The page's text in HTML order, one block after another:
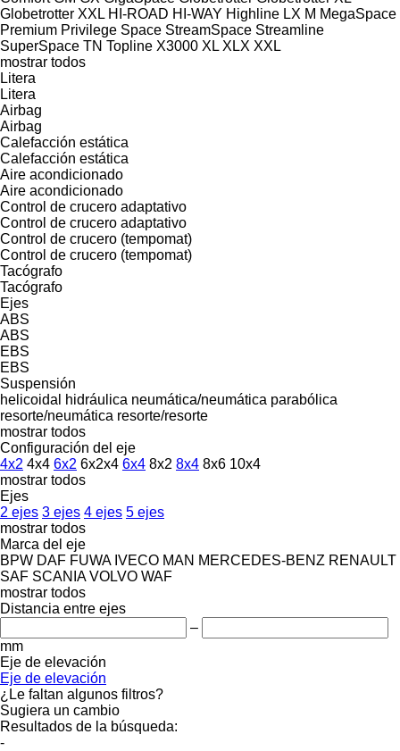
Globetrotter XXL HI-ROAD HI-WAY Highline LX M MegaSpace
Premium Privilege Space StreamSpace Streamline
SuperSpace TN Topline X3000 XL XLX XXL
mostrar todos
Litera
Litera
Airbag
Airbag
Calefacción estática
Calefacción estática
Aire acondicionado
Aire acondicionado
Control de crucero adaptativo
Control de crucero adaptativo
Control de crucero (tempomat)
Control de crucero (tempomat)
Tacógrafo
Tacógrafo
Ejes
ABS
ABS
EBS
EBS
Suspensión
helicoidal
hidráulica neumática/neumática parabólica
resorte/neumática resorte/resorte
mostrar todos
Configuración del eje
4x2 4x4 6x2 6x2x4 6x4 8x2 8x4 8x6 10x4
mostrar todos
Ejes
2 ejes 3 ejes 4 ejes 5 ejes
mostrar todos
Marca del eje
BPW DAF FUWA IVECO MAN MERCEDES-BENZ RENAULT
SAF SCANIA VOLVO WAF
mostrar todos
Distancia entre ejes
–
mm
Eje de elevación
Eje de elevación
¿Le faltan algunos filtros?
Sugiera un cambio
Resultados de la búsqueda:
-